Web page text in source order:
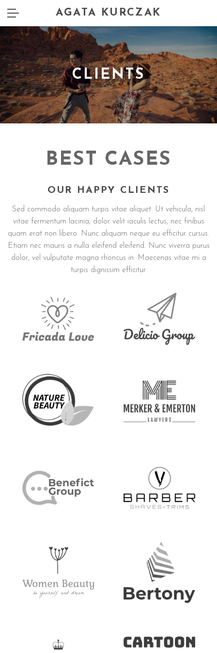
AGATA KURCZAK
CLIENTS
BEST CASES
OUR HAPPY CLIENTS
Sed commodo aliquam turpis vitae aliquet. Ut vehicula, nisl
vitae fermentum lacinia, dolor velit iaculis lectus, nec finibus
quam erat non libero. Nunc aliquam neque eu efficitur cursus.
Etiam nec mauris a nulla eleifend eleifend. Nunc viverra purus
dolor, vel vulputate magna rhoncus in. Maecenas vitae mi a
turpis dignissim efficitur.